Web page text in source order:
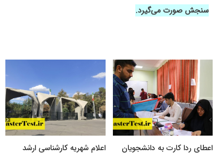
سنجش صورت می‌گیرد.
اعطای ردا کارت به دانشجویان
اعلام شهریه کارشناسی ارشد